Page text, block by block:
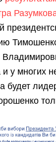
и у многих
будет